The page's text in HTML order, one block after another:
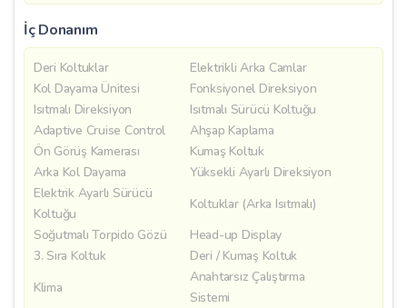
İç Donanım
Deri Koltuklar
Elektrikli Arka Camlar
Kol Dayama Ünitesi
Fonksiyonel Direksiyon
Isıtmalı Direksiyon
Isıtmalı Sürücü Koltuğu
Adaptive Cruise Control
Ahşap Kaplama
Ön Görüş Kamerası
Kumaş Koltuk
Arka Kol Dayama
Yüksekli Ayarlı Direksiyon
Elektrik Ayarlı Sürücü
Koltuğu
Koltuklar (Arka Isıtmalı)
Soğutmalı Torpido Gözü
Head-up Display
3. Sıra Koltuk
Deri / Kumaş Koltuk
Klima
Anahtarsız Çalıştırma
Sistemi